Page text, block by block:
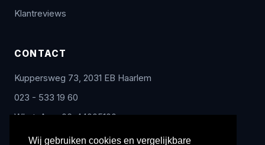
Wij gebruiken cookies en vergelijkbare
Klantreviews
CONTACT
Kuppersweg 73, 2031 EB Haarlem
023 - 533 19 60
WhatsApp: 06-44005100
info@radex-benelux.nl